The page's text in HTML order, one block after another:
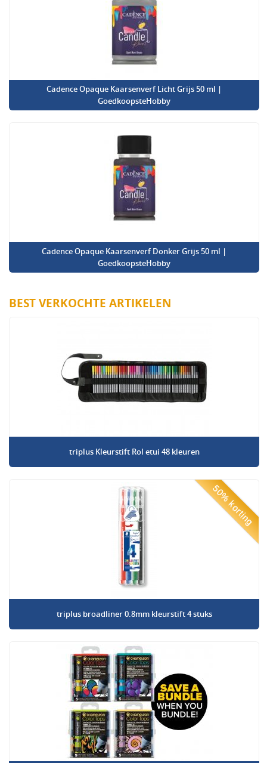
Cadence Opaque Kaarsenverf Licht Grijs 50 ml |
GoedkoopsteHobby
Cadence Opaque Kaarsenverf Donker Grijs 50 ml |
GoedkoopsteHobby
BEST VERKOCHTE ARTIKELEN
triplus Kleurstift Rol etui 48 kleuren
50% korting
triplus broadliner 0.8mm kleurstift 4 stuks